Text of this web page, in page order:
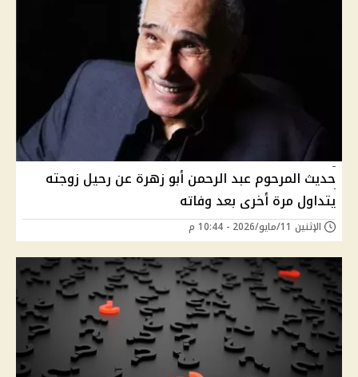
حديث المرحوم عبد الرحمن أبو زهرة عن رحيل زوجته
يتداول مرة أخرى بعد وفاته
الإثنين 11/مايو/2026 - 10:44 م